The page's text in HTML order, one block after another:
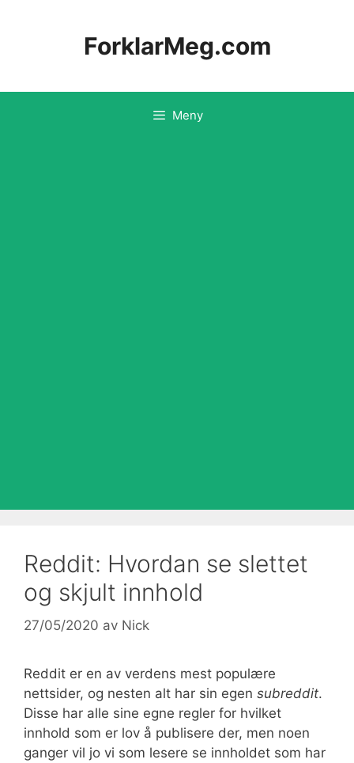
ForklarMeg.com
Meny
Reddit: Hvordan se slettet
og skjult innhold
27/05/2020 av Nick
Reddit er en av verdens mest populære
nettsider, og nesten alt har sin egen subreddit.
Disse har alle sine egne regler for hvilket
innhold som er lov å publisere der, men noen
ganger vil jo vi som lesere se innholdet som har